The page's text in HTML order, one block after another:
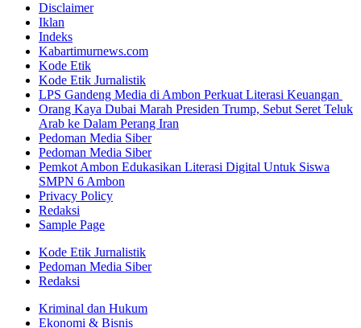
Disclaimer
Iklan
Indeks
Kabartimurnews.com
Kode Etik
Kode Etik Jurnalistik
LPS Gandeng Media di Ambon Perkuat Literasi Keuangan
Orang Kaya Dubai Marah Presiden Trump, Sebut Seret Teluk
Arab ke Dalam Perang Iran
Pedoman Media Siber
Pedoman Media Siber
Pemkot Ambon Edukasikan Literasi Digital Untuk Siswa
SMPN 6 Ambon
Privacy Policy
Redaksi
Sample Page
Kode Etik Jurnalistik
Pedoman Media Siber
Redaksi
Kriminal dan Hukum
Ekonomi & Bisnis